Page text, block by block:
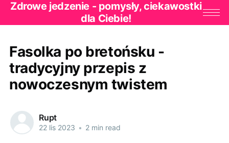
Zdrowe jedzenie - pomysły, ciekawostki
dla Ciebie!
Fasolka po bretońsku -
tradycyjny przepis z
nowoczesnym twistem
Rupt
22 lis 2023 • 2 min read